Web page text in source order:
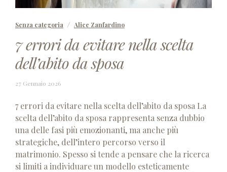
Senza categoria Alice Zanfardino
7 errori da evitare nella scelta
dell’abito da sposa
27 Gennaio 202613
2026
7 errori da evitare nella scelta dell’abito da sposa La
scelta dell’abito da sposa rappresenta senza dubbio
una delle fasi più emozionanti, ma anche più
strategiche, dell’intero percorso verso il
matrimonio. Spesso si tende a pensare che la ricerca
si limiti a individuare un modello esteticamente